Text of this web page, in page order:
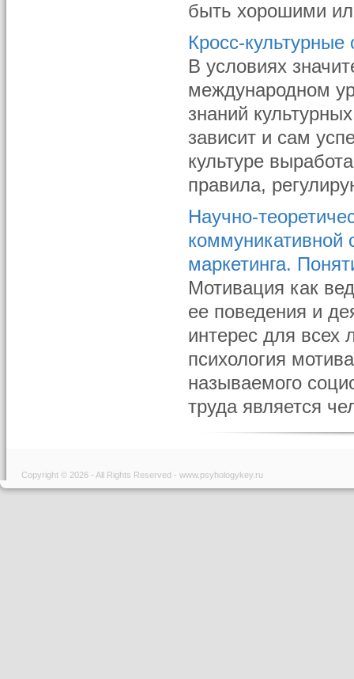
быть хорошими
Кросс-
В условиях
международном
знаний
зависит и сам
культуре
правила,
Научно-
коммуникативной
маркетинга.
Мотивация как
ее поведения и
интерес для всех
психология
называемого
труда является
Copyright © 2026 - All Rights Reserved - www.psyhologykey.ru